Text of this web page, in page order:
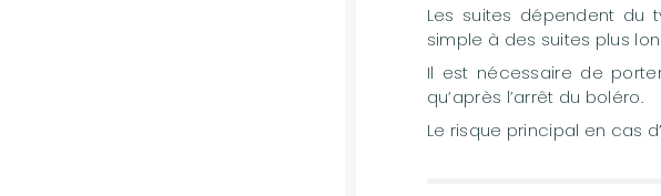
Les suites dépendent du
simple à des suites plus
Il est nécessaire de
qu’après l’arrêt du boléro.
Le risque principal en cas